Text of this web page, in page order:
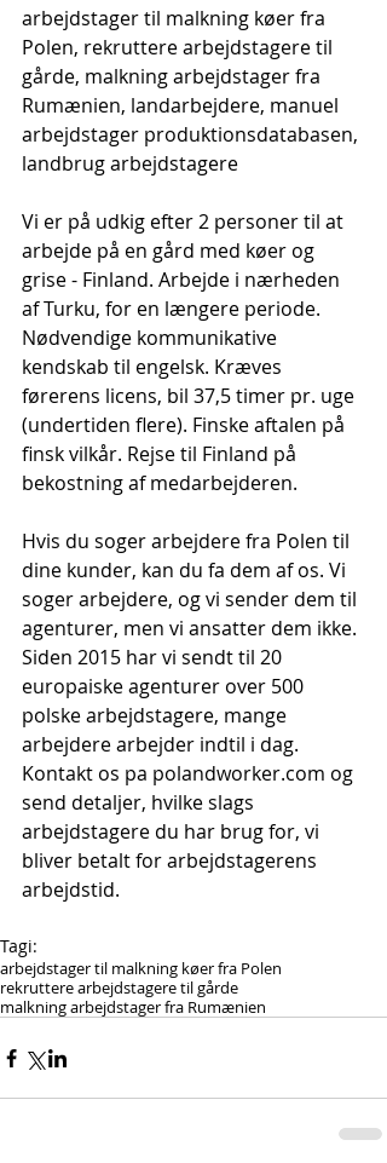
arbejdstager til malkning køer fra
Polen, rekruttere arbejdstagere til
gårde, malkning arbejdstager fra
Rumænien, landarbejdere, manuel
arbejdstager produktionsdatabasen,
landbrug arbejdstagere
Vi er på udkig efter 2 personer til at
arbejde på en gård med køer og
grise - Finland. Arbejde i nærheden
af Turku, for en længere periode.
Nødvendige kommunikative
kendskab til engelsk. Kræves
førerens licens, bil 37,5 timer pr. uge
(undertiden flere). Finske aftalen på
finsk vilkår. Rejse til Finland på
bekostning af medarbejderen.
Hvis du soger arbejdere fra Polen til
dine kunder, kan du fa dem af os. Vi
soger arbejdere, og vi sender dem til
agenturer, men vi ansatter dem ikke.
Siden 2015 har vi sendt til 20
europaiske agenturer over 500
polske arbejdstagere, mange
arbejdere arbejder indtil i dag.
Kontakt os pa polandworker.com og
send detaljer, hvilke slags
arbejdstagere du har brug for, vi
bliver betalt for arbejdstagerens
arbejdstid.
Tagi:
arbejdstager til malkning køer fra Polen
rekruttere arbejdstagere til gårde
malkning arbejdstager fra Rumænien